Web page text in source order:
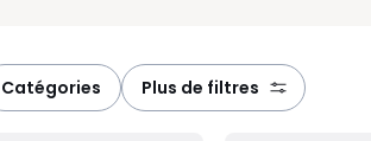
catégories plus de filtres